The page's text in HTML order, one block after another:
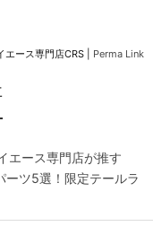
エース専門店CRS Perma Link
エース専門店が推す
ーツ5選！限定テールラ